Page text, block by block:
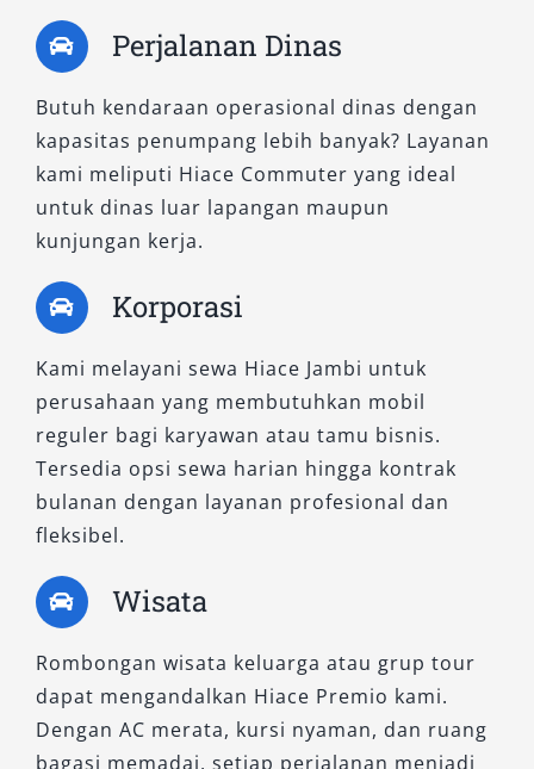
Dalam layanan kami, sewa Hiace Premio Luxury
sering dipilih oleh pelanggan yang ingin tampil
profesional dalam event bisnis, maupun
keluarga yang ingin menikmati liburan dengan
kualitas transportasi premium.
3. Hiace Commuter
Bagi Anda yang membutuhkan kendaraan
untuk membawa lebih banyak penumpang
sekaligus menghemat anggaran, Hiace
Commuter adalah jawaban paling tepat. Mobil
ini menjadi primadona dalam kategori rental
mobil Hiace untuk perjalanan wisata, ziarah,
kunjungan instansi, hingga antar jemput
karyawan.
Hiace Commuter memiliki kapasitas
penumpang luas hingga 15 orang,
membuatnya ideal untuk kelompok besar.
Ruang bagasi yang luas pun turut mendukung
kenyamanan perjalanan, terutama bila
membawa perlengkapan dalam jumlah besar.
Perjalanan Dinas
Butuh kendaraan operasional dinas dengan
kapasitas penumpang lebih banyak? Layanan
kami meliputi Hiace Commuter yang ideal
untuk dinas luar lapangan maupun
kunjungan kerja.
Korporasi
Kami melayani sewa Hiace Jambi untuk
perusahaan yang membutuhkan mobil
reguler bagi karyawan atau tamu bisnis.
Tersedia opsi sewa harian hingga kontrak
bulanan dengan layanan profesional dan
fleksibel.
Wisata
Rombongan wisata keluarga atau grup tour
dapat mengandalkan Hiace Premio kami.
Dengan AC merata, kursi nyaman, dan ruang
bagasi memadai, setiap perjalanan menjadi